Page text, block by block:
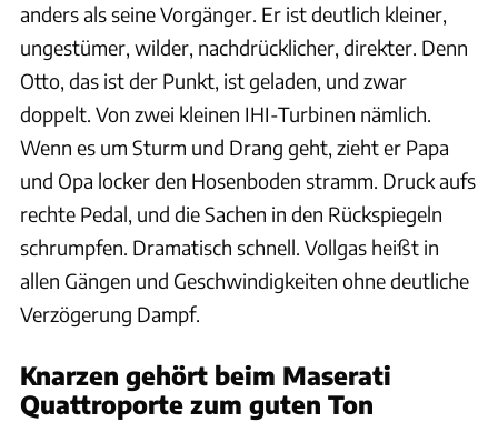
anders als seine Vorgänger. Er ist deutlich kleiner,
ungestümer, wilder, nachdrücklicher, direkter. Denn
Otto, das ist der Punkt, ist geladen, und zwar
doppelt. Von zwei kleinen IHI-Turbinen nämlich.
Wenn es um Sturm und Drang geht, zieht er Papa
und Opa locker den Hosenboden stramm. Druck aufs
rechte Pedal, und die Sachen in den Rückspiegeln
schrumpfen. Dramatisch schnell. Vollgas heißt in
allen Gängen und Geschwindigkeiten ohne deutliche
Verzögerung Dampf.
Knarzen gehört beim Maserati
Quattroporte zum guten Ton